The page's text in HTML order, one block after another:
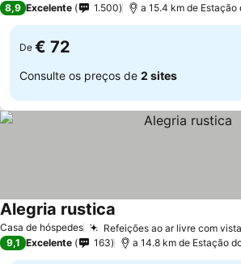
8,9 Excelente 1.500 a 15.4 km de Estação
De € 72
Consulte os preços de 2 sites
Casa de hóspedes Refeições ao ar livre com
Alegria rustica
9,1 Excelente 163 a 14.8 km de Estação